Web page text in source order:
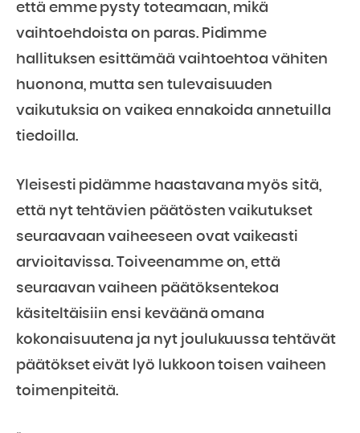
että emme pysty toteamaan, mikä
vaihtoehdoista on paras. Pidimme
hallituksen esittämää vaihtoehtoa vähiten
huonona, mutta sen tulevaisuuden
vaikutuksia on vaikea ennakoida annetuilla
tiedoilla.
Yleisesti pidämme haastavana myös sitä,
että nyt tehtävien päätösten vaikutukset
seuraavaan vaiheeseen ovat vaikeasti
arvioitavissa. Toiveenamme on, että
seuraavan vaiheen päätöksentekoa
käsiteltäisiin ensi keväänä omana
kokonaisuutena ja nyt joulukuussa tehtävät
päätökset eivät lyö lukkoon toisen vaiheen
toimenpiteitä.